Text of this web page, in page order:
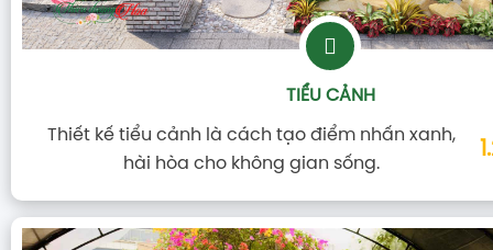
TIỂU CẢNH
Thiết kế tiểu cảnh là cách tạo điểm nhấn xanh,
hài hòa cho không gian sống.